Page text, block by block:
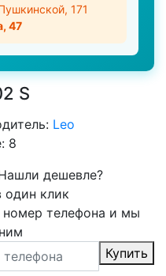
171
47
S
Leo
8
дешевле?
один клик
номер телефона и мы
Купить